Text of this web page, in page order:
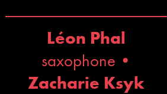
Léon Phal
saxophone •
Zacharie Ksyk